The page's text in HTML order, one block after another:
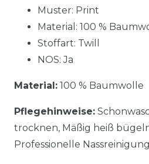
Muster: Print
Material: 100 %
Stoffart: Twill
NOS: Ja
Material: 100 % Baumwolle
Pflegehinweise:
trocknen, Mäßig heiß
Professionelle